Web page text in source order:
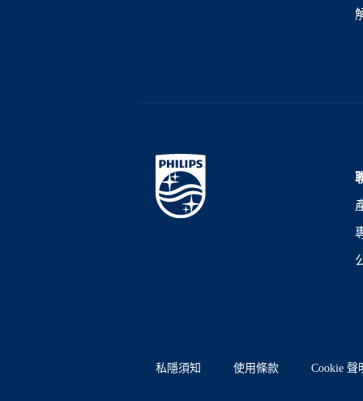
私隱須知 使用條款 Cookie 聲